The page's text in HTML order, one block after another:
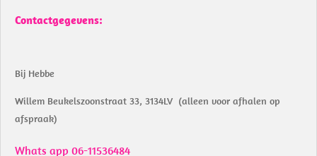
Contactgegevens:
Bij Hebbe
Willem Beukelszoonstraat 33, 3134LV (alleen voor afhalen op
afspraak)
Whats app 06-11536484